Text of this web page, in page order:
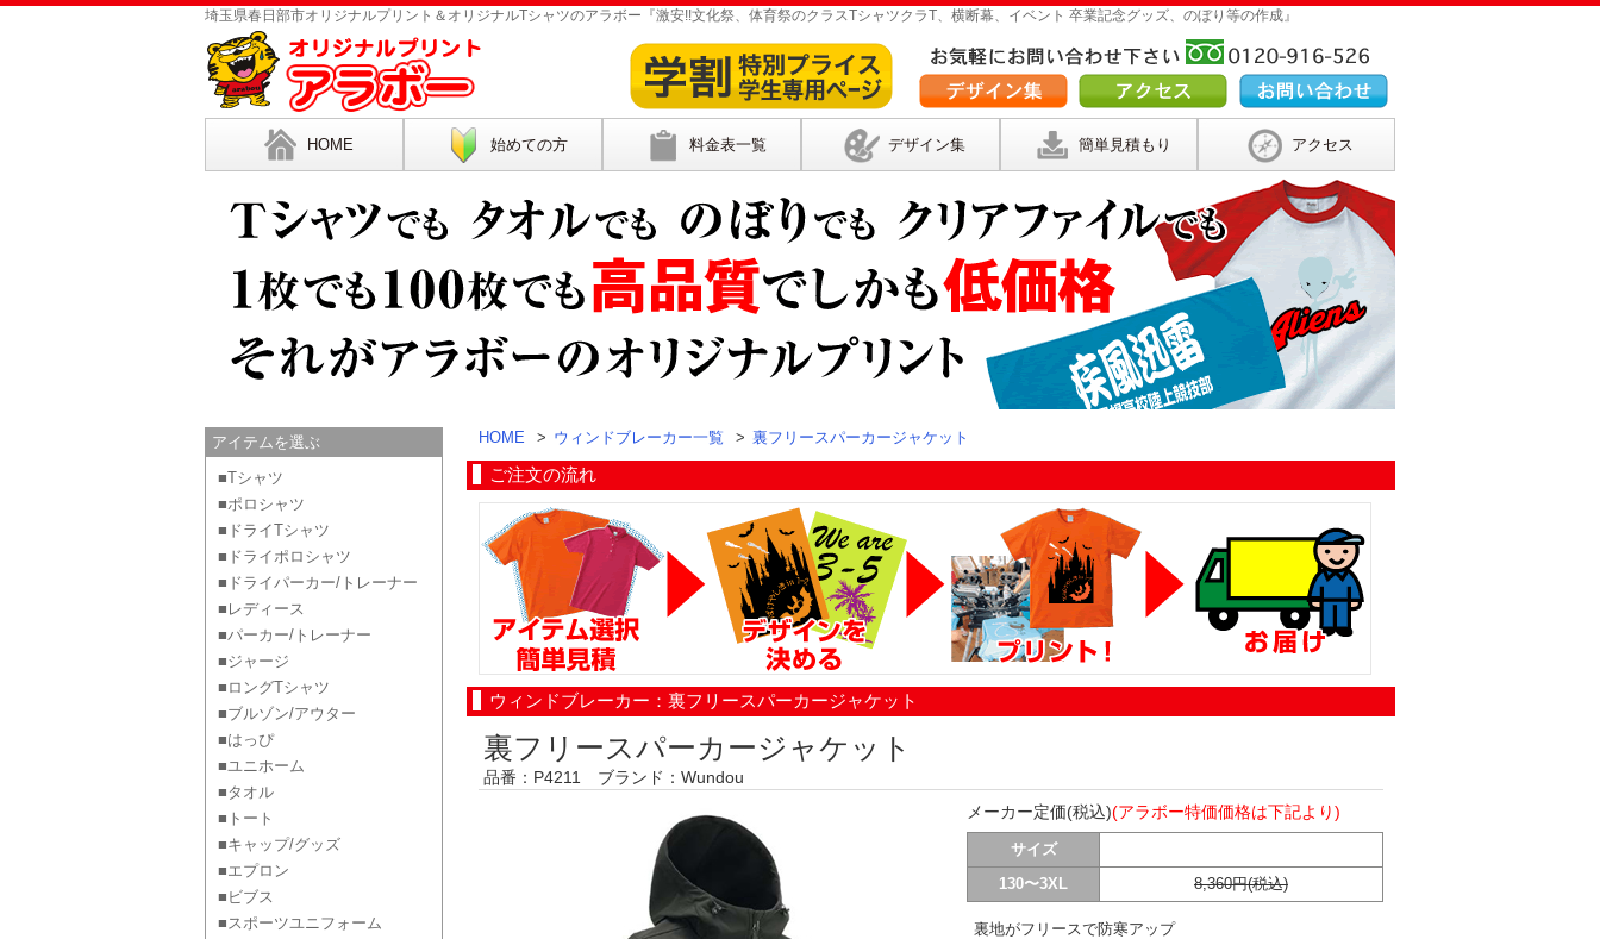
埼玉県春日部市オリジナルプリント＆オリジナルTシャツのアラボー『激安!!文化祭、体育祭のクラスTシャツクラT、横断幕、イベント 卒業記念グッズ、のぼり等の作成』
HOME 始めての方 料金表一覧 デザイン集 簡単見積もり アクセス
アイテムを選ぶ
■Tシャツ
■ポロシャツ
■ドライTシャツ
■ドライポロシャツ
■ドライパーカー/トレーナー
■レディース
■パーカー/トレーナー
■ジャージ
■ロングTシャツ
■ブルゾン/アウター
■はっぴ
■ユニホーム
■タオル
■トート
■キャップ/グッズ
■エプロン
■ビブス
■スポーツユニフォーム
HOME > ウィンドブレーカー一覧 > 裏フリースパーカージャケット
ご注文の流れ
ウィンドブレーカー：裏フリースパーカージャケット
裏フリースパーカージャケット
品番：P4211 ブランド：Wundou
メーカー定価(税込)(アラボー特価価格は下記より)
サイズ
130〜3XL
8,360円(税込)
裏地がフリースで防寒アップ